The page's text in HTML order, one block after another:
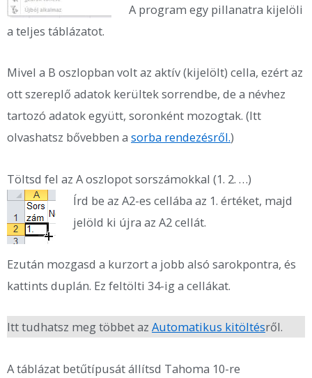
A program egy pillanatra kijelöli
a teljes táblázatot.
Mivel a B oszlopban volt az aktív (kijelölt) cella, ezért az
ott szereplő adatok kerültek sorrendbe, de a névhez
tartozó adatok együtt, soronként mozogtak. (Itt
olvashatsz bővebben a sorba rendezésről.)
Töltsd fel az A oszlopot sorszámokkal (1. 2. …)
Írd be az A2-es cellába az 1. értéket, majd
jelöld ki újra az A2 cellát.
Ezután mozgasd a kurzort a jobb alsó sarokpontra, és
kattints duplán. Ez feltölti 34-ig a cellákat.
Itt tudhatsz meg többet az Automatikus kitöltésről.
A táblázat betűtípusát állítsd Tahoma 10-re